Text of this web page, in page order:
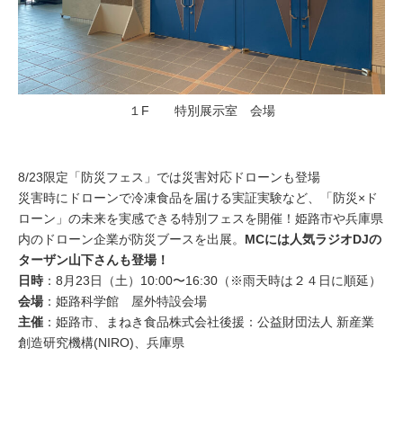
１F 特別展示室 会場
8/23限定「防災フェス」では災害対応ドローンも登場
災害時にドローンで冷凍食品を届ける実証実験など、「防災×ド
ローン」の未来を実感できる特別フェスを開催！姫路市や兵庫県
内のドローン企業が防災ブースを出展。 MCには人気ラジオDJの
ターザン山下さんも登場！
日時 ：8月23日（土）10:00〜16:30（※雨天時は２４日に順延）
会場：姫路科学館 屋外特設会場
主催 ：姫路市、まねき食品株式会社後援：公益財団法人 新産業
創造研究機構(NIRO)、兵庫県